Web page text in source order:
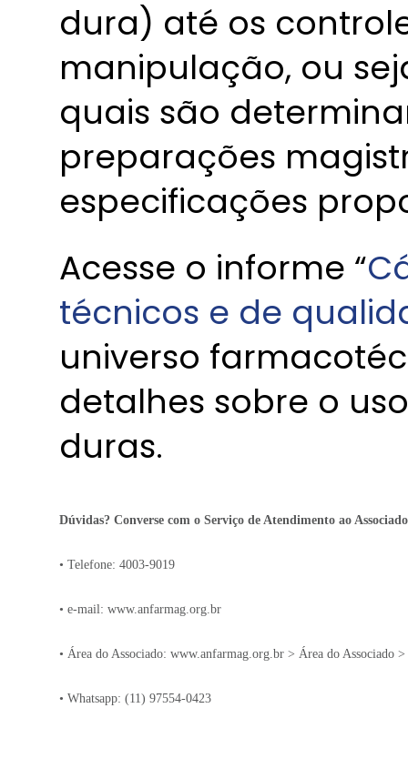
dura) até os
manipulação, ou
quais são
preparações
especificações
Acesse o informe “
técnicos e de
universo
detalhes sobre o
duras.
Dúvidas? Converse com o Serviço de Atendimento ao Associado
• Telefone: 4003-9019
• e-mail: www.anfarmag.org.br
• Área do Associado: www.anfarmag.org.br > Área do Associado >
• Whatsapp: (11) 97554-0423